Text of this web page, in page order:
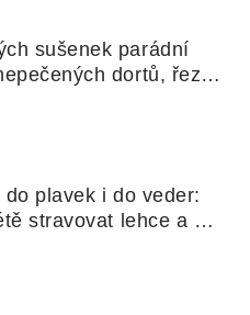
sušenek parádní
dortů, řezů
plavek i do veder:
stravovat lehce a